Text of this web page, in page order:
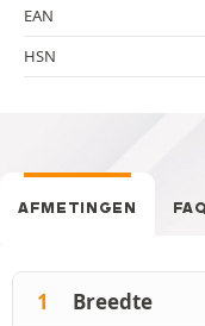
EAN
HSN
AFMETINGEN
1 Breedte